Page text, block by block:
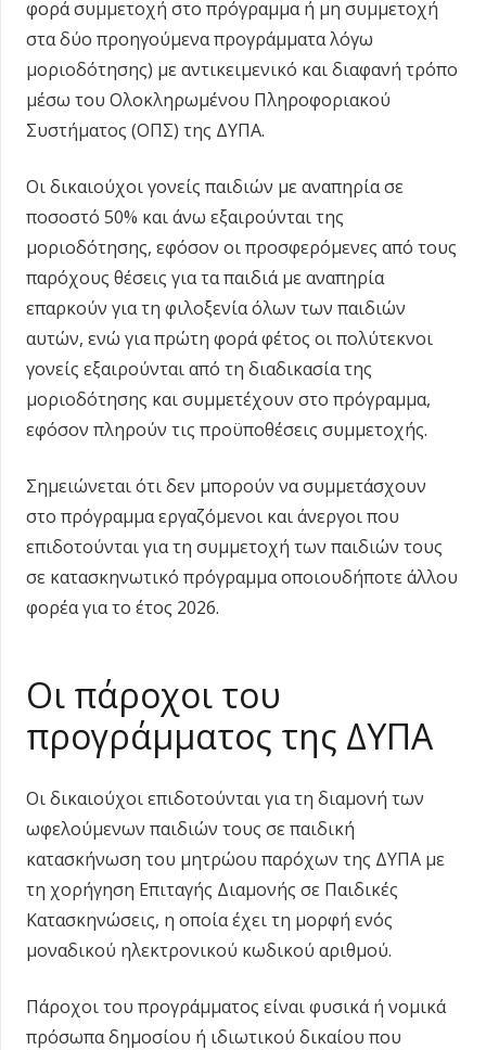
φορά συμμετοχή στο πρόγραμμα ή μη συμμετοχή
στα δύο προηγούμενα προγράμματα λόγω
μοριοδότησης) με αντικειμενικό και διαφανή τρόπο
μέσω του Ολοκληρωμένου Πληροφοριακού
Συστήματος (ΟΠΣ) της ΔΥΠΑ.
Οι δικαιούχοι γονείς παιδιών με αναπηρία σε
ποσοστό 50% και άνω εξαιρούνται της
μοριοδότησης, εφόσον οι προσφερόμενες από τους
παρόχους θέσεις για τα παιδιά με αναπηρία
επαρκούν για τη φιλοξενία όλων των παιδιών
αυτών, ενώ για πρώτη φορά φέτος οι πολύτεκνοι
γονείς εξαιρούνται από τη διαδικασία της
μοριοδότησης και συμμετέχουν στο πρόγραμμα,
εφόσον πληρούν τις προϋποθέσεις συμμετοχής.
Σημειώνεται ότι δεν μπορούν να συμμετάσχουν
στο πρόγραμμα εργαζόμενοι και άνεργοι που
επιδοτούνται για τη συμμετοχή των παιδιών τους
σε κατασκηνωτικό πρόγραμμα οποιουδήποτε άλλου
φορέα για το έτος 2026.
Οι πάροχοι του
προγράμματος της ΔΥΠΑ
Οι δικαιούχοι επιδοτούνται για τη διαμονή των
ωφελούμενων παιδιών τους σε παιδική
κατασκήνωση του μητρώου παρόχων της ΔΥΠΑ με
τη χορήγηση Επιταγής Διαμονής σε Παιδικές
Κατασκηνώσεις, η οποία έχει τη μορφή ενός
μοναδικού ηλεκτρονικού κωδικού αριθμού.
Πάροχοι του προγράμματος είναι φυσικά ή νομικά
πρόσωπα δημοσίου ή ιδιωτικού δικαίου που